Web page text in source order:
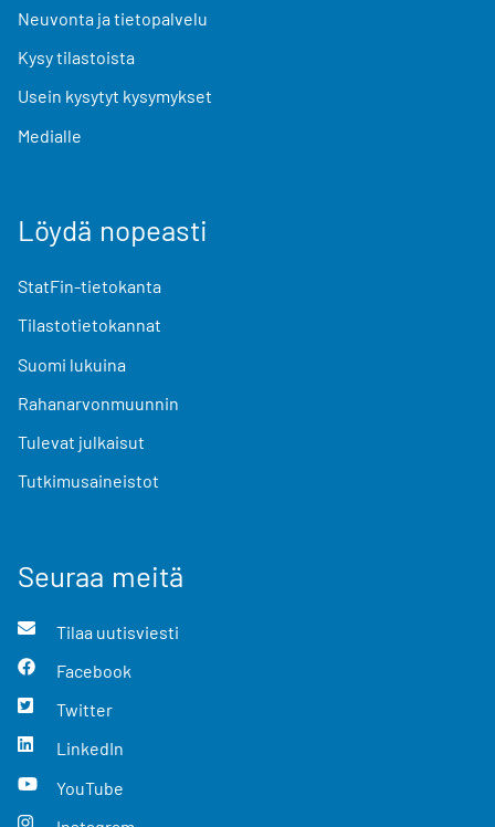
Neuvonta ja tietopalvelu
Kysy tilastoista
Usein kysytyt kysymykset
Medialle
Löydä nopeasti
StatFin-tietokanta
Tilastotietokannat
Suomi lukuina
Rahanarvonmuunnin
Tulevat julkaisut
Tutkimusaineistot
Seuraa meitä
Tilaa uutisviesti
Facebook
Twitter
LinkedIn
YouTube